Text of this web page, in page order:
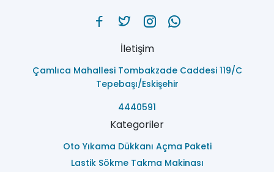
İletişim
Çamlıca Mahallesi Tombakzade Caddesi 119/C
Tepebaşı/Eskişehir
4440591
Kategoriler
Oto Yıkama Dükkanı Açma Paketi
Lastik Sökme Takma Makinası